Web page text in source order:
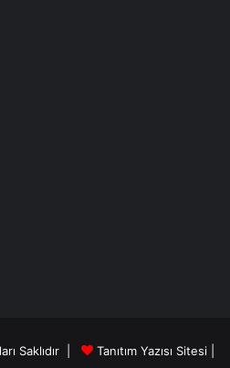
Saklıdır | Tanıtım Yazısı Sitesi |